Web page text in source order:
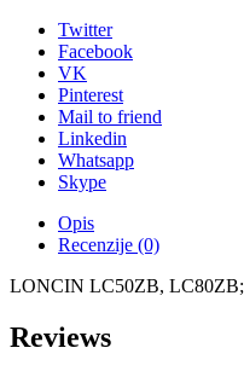
Twitter
Facebook
VK
Pinterest
Mail to friend
Linkedin
Whatsapp
Skype
Opis
Recenzije (0)
LONCIN LC50ZB, LC80ZB;
Reviews